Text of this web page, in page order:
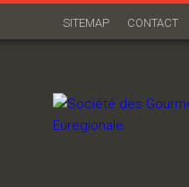
CONTACT
SITEMAP